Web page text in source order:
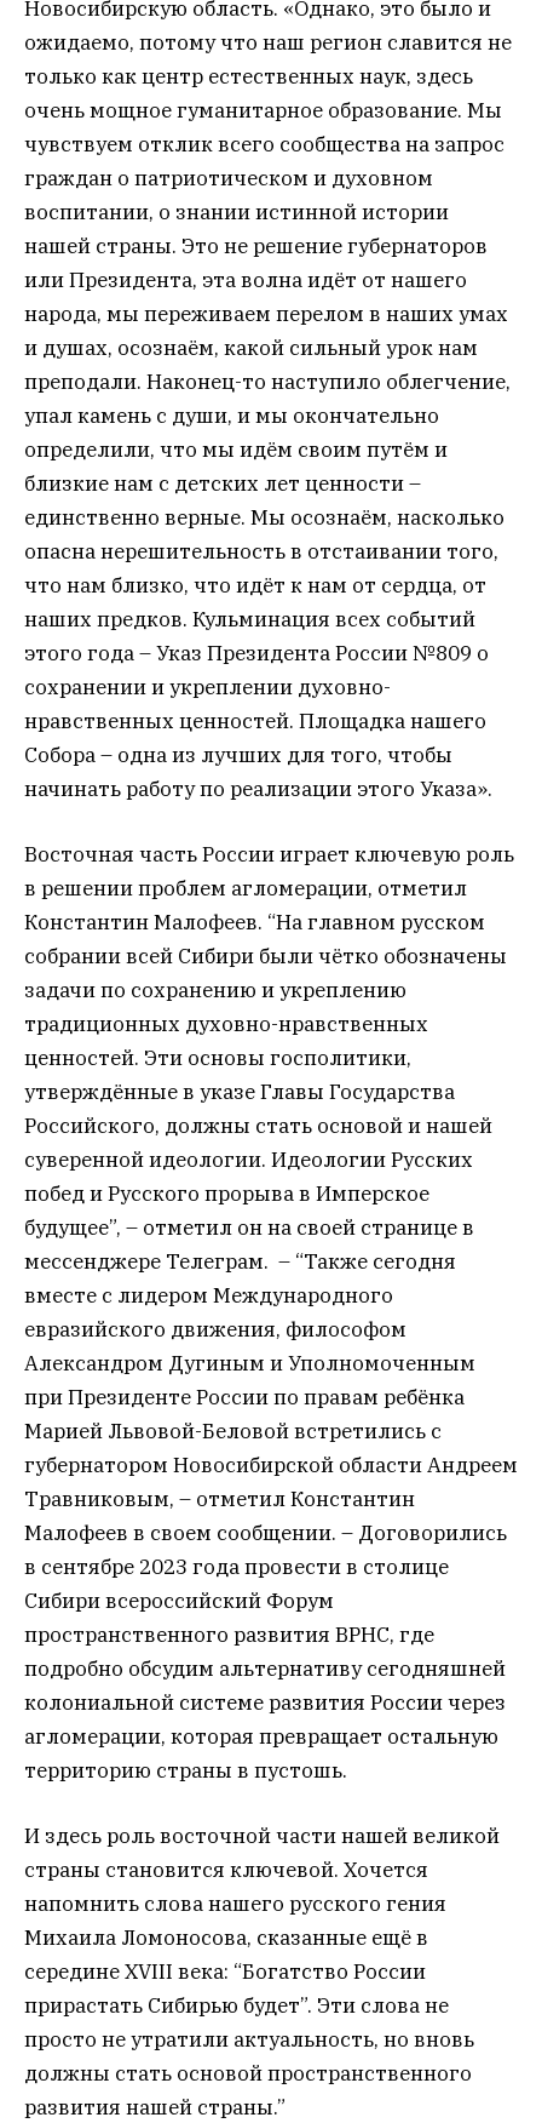
Новосибирскую область. «Однако, это было и
ожидаемо, потому что наш регион славится не
только как центр естественных наук, здесь
очень мощное гуманитарное образование. Мы
чувствуем отклик всего сообщества на запрос
граждан о патриотическом и духовном
воспитании, о знании истинной истории
нашей страны. Это не решение губернаторов
или Президента, эта волна идёт от нашего
народа, мы переживаем перелом в наших умах
и душах, осознаём, какой сильный урок нам
преподали. Наконец-то наступило облегчение,
упал камень с души, и мы окончательно
определили, что мы идём своим путём и
близкие нам с детских лет ценности –
единственно верные. Мы осознаём, насколько
опасна нерешительность в отстаивании того,
что нам близко, что идёт к нам от сердца, от
наших предков. Кульминация всех событий
этого года – Указ Президента России №809 о
сохранении и укреплении духовно-
нравственных ценностей. Площадка нашего
Собора – одна из лучших для того, чтобы
начинать работу по реализации этого Указа».
Восточная часть России играет ключевую роль
в решении проблем агломерации, отметил
Константин Малофеев. “На главном русском
собрании всей Сибири были чётко обозначены
задачи по сохранению и укреплению
традиционных духовно-нравственных
ценностей. Эти основы госполитики,
утверждённые в указе Главы Государства
Российского, должны стать основой и нашей
суверенной идеологии. Идеологии Русских
побед и Русского прорыва в Имперское
будущее”, – отметил он на своей странице в
мессенджере Телеграм. – “Также сегодня
вместе с лидером Международного
евразийского движения, философом
Александром Дугиным и Уполномоченным
при Президенте России по правам ребёнка
Марией Львовой-Беловой встретились с
губернатором Новосибирской области Андреем
Травниковым, – отметил Константин
Малофеев в своем сообщении. – Договорились
в сентябре 2023 года провести в столице
Сибири всероссийский Форум
пространственного развития ВРНС, где
подробно обсудим альтернативу сегодняшней
колониальной системе развития России через
агломерации, которая превращает остальную
территорию страны в пустошь.
И здесь роль восточной части нашей великой
страны становится ключевой. Хочется
напомнить слова нашего русского гения
Михаила Ломоносова, сказанные ещё в
середине XVIII века: “Богатство России
прирастать Сибирью будет”. Эти слова не
просто не утратили актуальность, но вновь
должны стать основой пространственного
развития нашей страны.”